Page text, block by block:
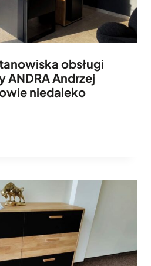
obsługi
ANDRA Andrzej
niedaleko